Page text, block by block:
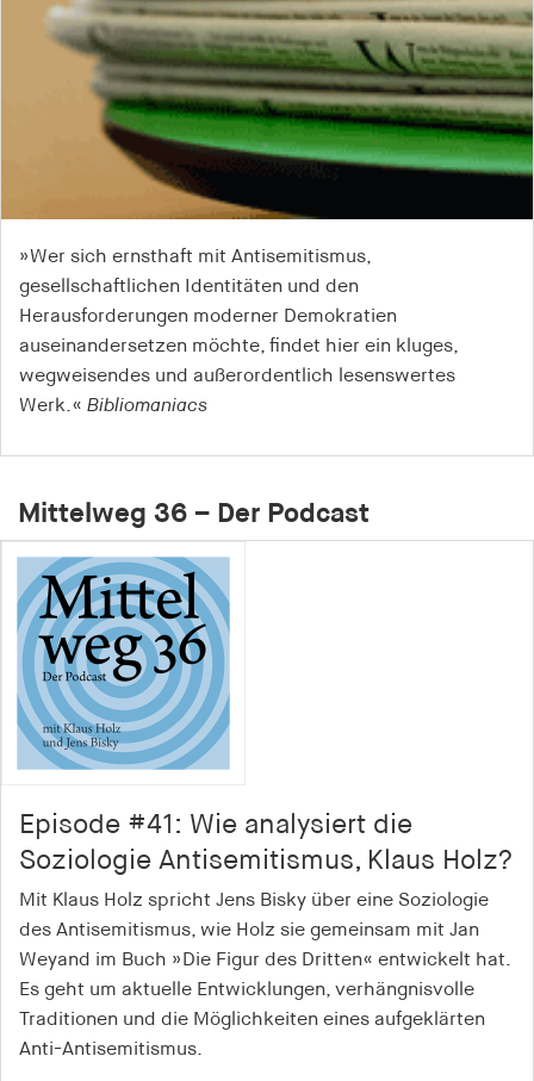
»Wer sich ernsthaft mit Antisemitismus,
gesellschaftlichen Identitäten und den
Herausforderungen moderner Demokratien
auseinandersetzen möchte, findet hier ein kluges,
wegweisendes und außerordentlich lesenswertes
Werk.« Bibliomaniacs
Mittelweg 36 – Der Podcast
Episode #41: Wie analysiert die
Soziologie Antisemitismus, Klaus Holz?
Mit Klaus Holz spricht Jens Bisky über eine Soziologie
des Antisemitismus, wie Holz sie gemeinsam mit Jan
Weyand im Buch »Die Figur des Dritten« entwickelt hat.
Es geht um aktuelle Entwicklungen, verhängnisvolle
Traditionen und die Möglichkeiten eines aufgeklärten
Anti-Antisemitismus.